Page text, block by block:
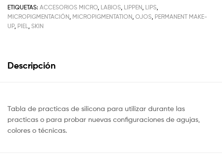
ETIQUETAS: ACCESORIOS MICRO, LABIOS, LIPPEN, LIPS,
MICROPIGMENTACIÓN, MICROPIGMENTATION, OJOS, PERMANENT MAKE-
UP, PIEL, SKIN
Descripción
Tabla de practicas de silicona para utilizar durante las
practicas o para probar nuevas configuraciones de agujas,
colores o técnicas.